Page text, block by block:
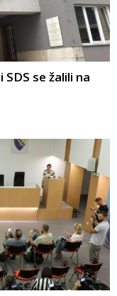
SDS se žalili na